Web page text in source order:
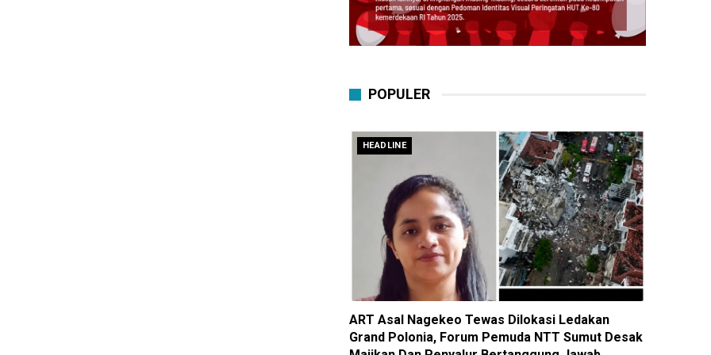
POPULER
HEADLINE
ART Asal Nagekeo Tewas Dilokasi Ledakan
Grand Polonia, Forum Pemuda NTT Sumut Desak